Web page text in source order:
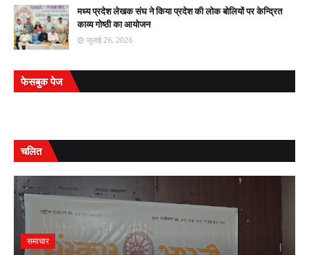
मध्य प्रदेश लेखक संघ ने किया प्रदेश की लोक बोलियों पर केन्द्रित
काव्य गोष्ठी का आयोजन
जुलाई 26, 2026
फेसबुक पेज
चलित
समाचार